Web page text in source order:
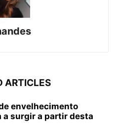
ARTICLES
envelhecimento
a surgir a partir desta